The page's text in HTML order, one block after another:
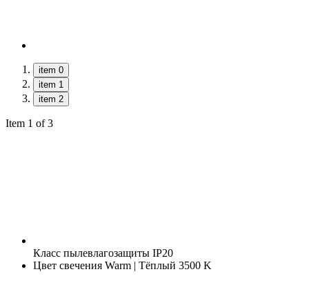
item 0
item 1
item 2
Item 1 of 3
Класс пылевлагозащиты IP20
Цвет свечения Warm | Тёплый 3500 K